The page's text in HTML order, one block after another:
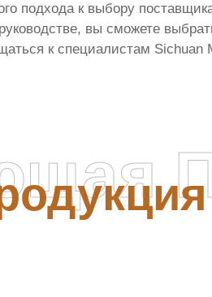
подхода к выбору
вы сможете
к специалистам Sichuan